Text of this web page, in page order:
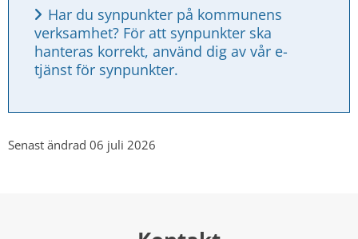
Har du synpunkter på kommunens
verksamhet? För att synpunkter ska
hanteras korrekt, använd dig av vår e-
tjänst för synpunkter.
Senast ändrad 06 juli 2026